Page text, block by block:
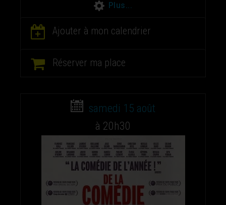
Plus...
Ajouter à mon calendrier
Réserver ma place
samedi 15 août
à 20h30